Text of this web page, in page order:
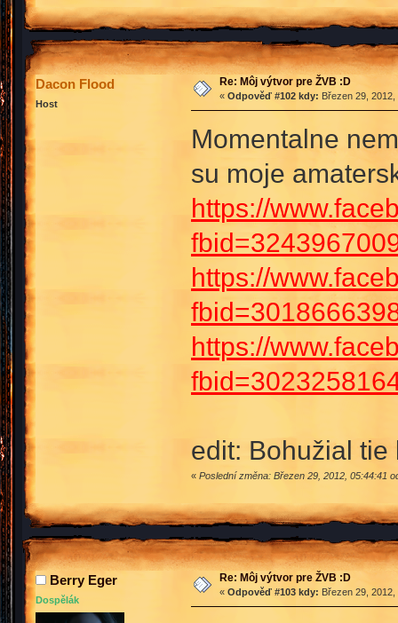
Dacon Flood
Host
Re: Môj výtvor pre ŽVB :D
« Odpověď #102 kdy: Březen 29,
Momentalne
su moje
https://
https://
https://
edit: Bohužial
« Poslední změna: Březen 29, 2012, 05:44:41
Berry Eger
Dospělák
Re: Môj výtvor pre ŽVB :D
« Odpověď #103 kdy: Březen 29,